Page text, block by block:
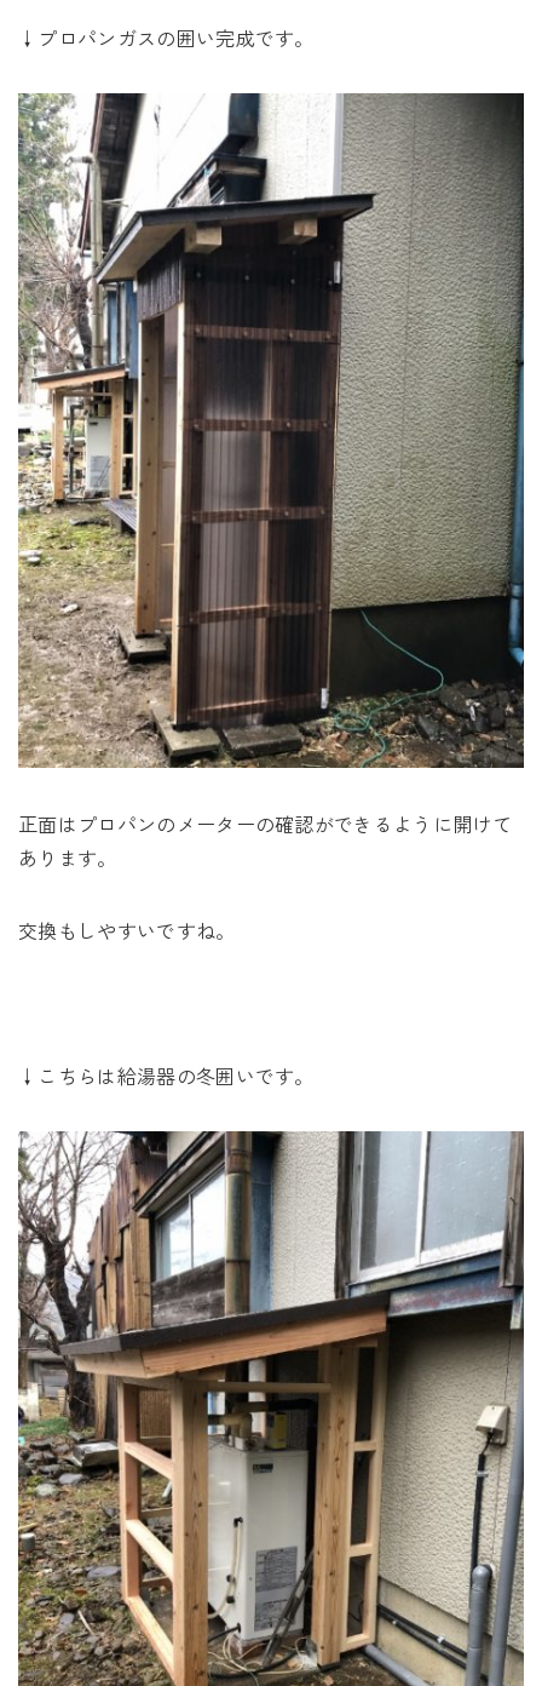
↓プロパンガスの囲い完成です。
正面はプロパンのメーターの確認ができるように開けて
あります。
交換もしやすいですね。
↓こちらは給湯器の冬囲いです。